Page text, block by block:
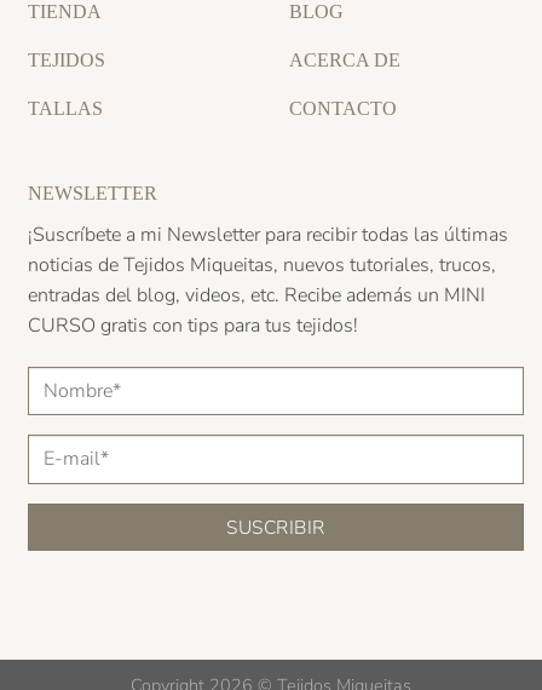
TIENDA
TEJIDOS
TALLAS
BLOG
ACERCA DE
CONTACTO
NEWSLETTER
¡Suscríbete a mi Newsletter para recibir todas las últimas
noticias de Tejidos Miqueitas, nuevos tutoriales, trucos,
entradas del blog, videos, etc. Recibe además un MINI
CURSO gratis con tips para tus tejidos!
Copyright 2026 © Tejidos Miqueitas